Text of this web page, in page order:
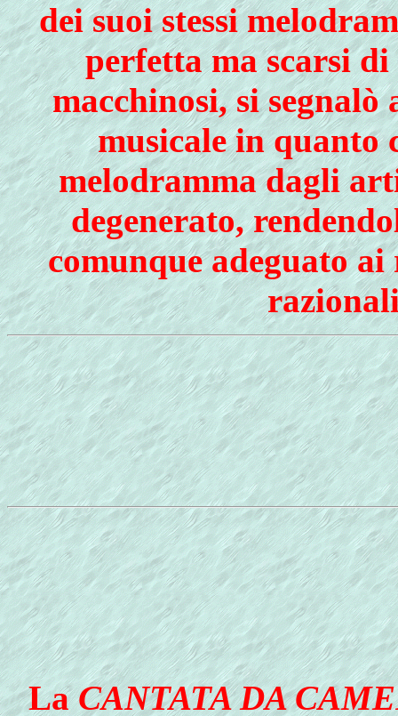
dei suoi stessi
perfetta ma scarsi di
macchinosi, si
musicale in quanto
melodramma dagli
degenerato,
comunque adeguato
LaCANTATA DA